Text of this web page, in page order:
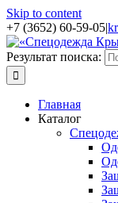
Skip to content
+7 (3652) 60-59-05|
Результат поиска:
Главная
Каталог